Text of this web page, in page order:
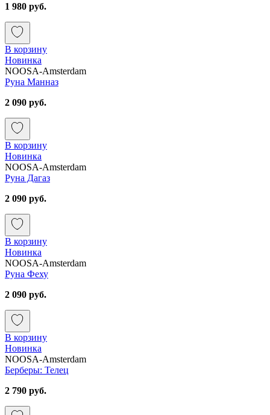
1 980 руб.
В корзину
Новинка
NOOSA-Amsterdam
Руна Манназ
2 090 руб.
В корзину
Новинка
NOOSA-Amsterdam
Руна Дагаз
2 090 руб.
В корзину
Новинка
NOOSA-Amsterdam
Руна Феху
2 090 руб.
В корзину
Новинка
NOOSA-Amsterdam
Берберы: Телец
2 790 руб.